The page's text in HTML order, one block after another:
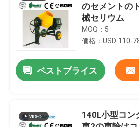
のセメントの
械セリウム
MOQ：5
価格：USD 110-
ベストプライス
140L小型コン